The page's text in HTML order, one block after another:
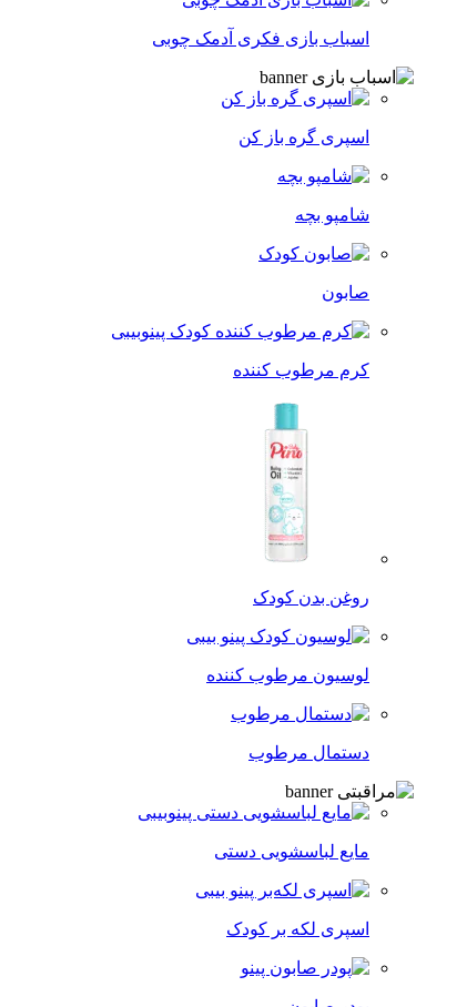
اسباب بازی فکری آدمک چوبی
اسپری گره باز کن
شامپو بچه
صابون
کرم مرطوب کننده
روغن بدن کودک
لوسیون مرطوب کننده
دستمال مرطوب
مایع لباسشویی دستی
اسپری لکه‌ بر کودک